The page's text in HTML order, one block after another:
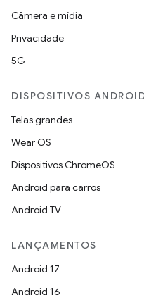
Câmera e mídia
Privacidade
5G
DISPOSITIVOS
Telas grandes
Wear OS
Dispositivos ChromeOS
Android para carros
Android TV
LANÇAMENTOS
Android 17
Android 16